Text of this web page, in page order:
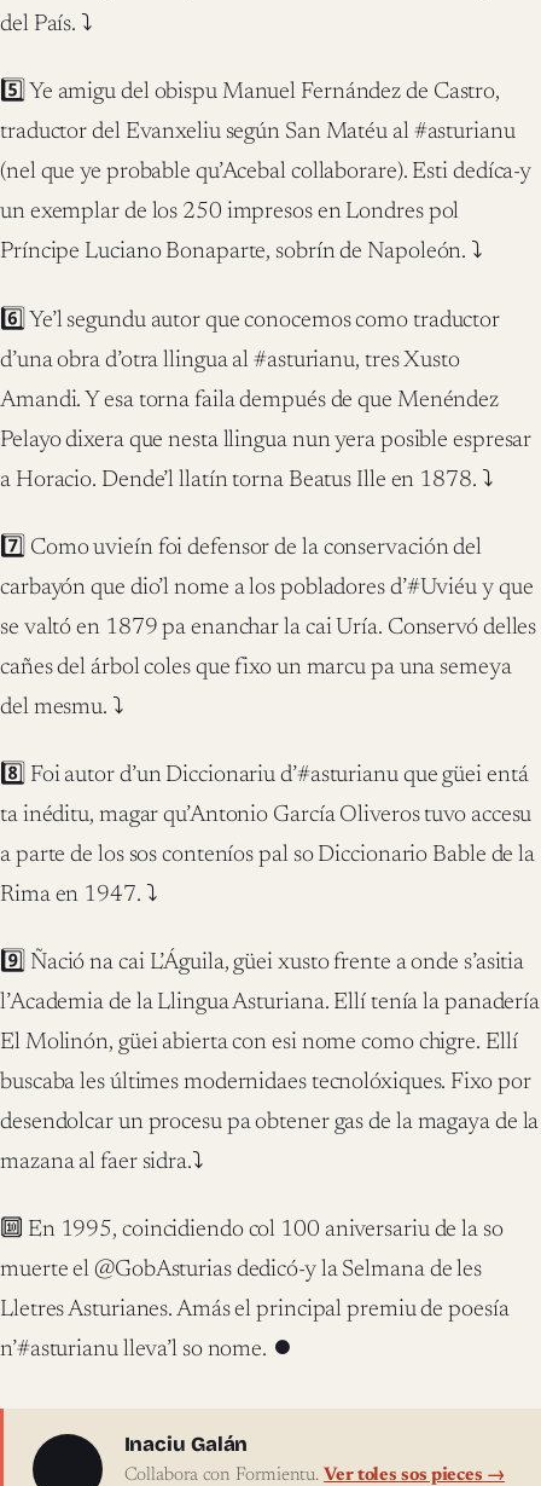
del País. ⤵️‬
‪5️⃣ Ye amigu del obispu Manuel Fernández de Castro,
traductor del Evanxeliu según San Matéu al #asturianu
(nel que ye probable qu’Acebal collaborare). Esti dedíca-y
un exemplar de los 250 impresos en Londres pol
Príncipe Luciano Bonaparte, sobrín de Napoleón. ⤵️‬
‪6️⃣ Ye’l segundu autor que conocemos como traductor
d’una obra d’otra llingua al #asturianu, tres Xusto
Amandi. Y esa torna faila dempués de que Menéndez
Pelayo dixera que nesta llingua nun yera posible espresar
a Horacio. Dende’l llatín torna Beatus Ille en 1878. ⤵️‬
‪7️⃣ Como uvieín foi defensor de la conservación del
carbayón que dio’l nome a los pobladores d’#Uviéu y que
se valtó en 1879 pa enanchar la cai Uría. Conservó delles
cañes del árbol coles que fixo un marcu pa una semeya
del mesmu. ⤵️‬
‪8️⃣ Foi autor d’un Diccionariu d’#asturianu que güei entá
ta inéditu, magar qu’Antonio García Oliveros tuvo accesu
a parte de los sos conteníos pal so Diccionario Bable de la
Rima en 1947. ⤵️‬
‪9️⃣ Ñació na cai L’Águila, güei xusto frente a onde s’asitia
l’Academia de la Llingua Asturiana. Ellí tenía la panadería
El Molinón, güei abierta con esi nome como chigre. Ellí
buscaba les últimes modernidaes tecnolóxiques. Fixo por
desendolcar un procesu pa obtener gas de la magaya de la
mazana al faer sidra.⤵️‬
‪🔟 En 1995, coincidiendo col 100 aniversariu de la so
muerte el @GobAsturias dedicó-y la Selmana de les
Lletres Asturianes. Amás el principal premiu de poesía
n’#asturianu lleva’l so nome. ⏺‬
Sobre l'autor
Inaciu Galán
Collabora con Formientu. Ver toles sos pieces →